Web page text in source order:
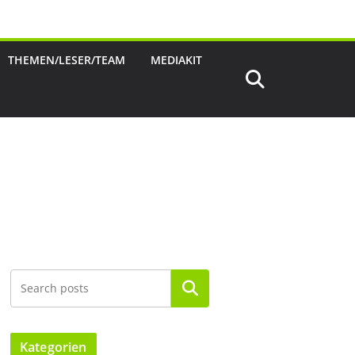
THEMEN/LESER/TEAM MEDIAKIT
Suchen
Kategorien